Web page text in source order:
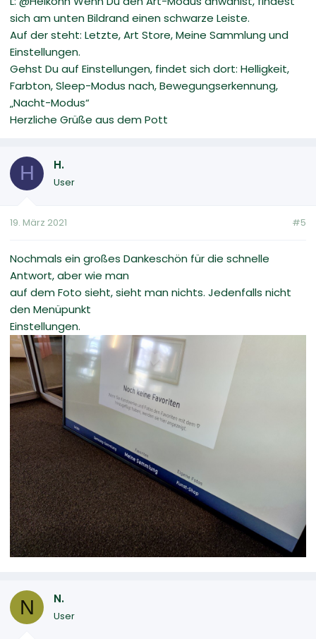
sich am unten Bildrand einen schwarze Leiste.
Auf der steht: Letzte, Art Store, Meine Sammlung und
Einstellungen.
Gehst Du auf Einstellungen, findet sich dort: Helligkeit,
Farbton, Sleep-Modus nach, Bewegungserkennung,
„Nacht-Modus“
Herzliche Grüße aus dem Pott
H H.
User
19. März 2021 #5
Nochmals ein großes Dankeschön für die schnelle
Antwort, aber wie man
auf dem Foto sieht, sieht man nichts. Jedenfalls nicht
den Menüpunkt
Einstellungen.
N N.
User